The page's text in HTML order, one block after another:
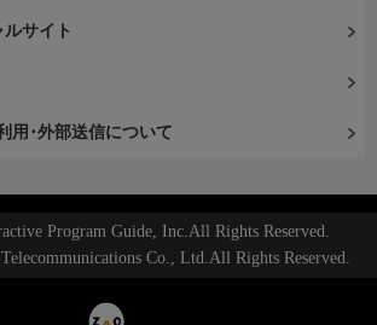
サイト
用･外部送信について
Program Guide, Inc.All Rights Reserved.
Co., Ltd.All Rights Reserved.